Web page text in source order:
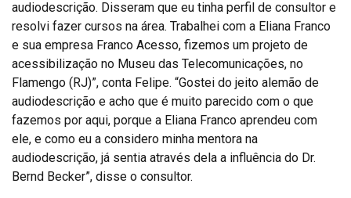
audiodescrição. Disseram que eu tinha perfil de consultor e
resolvi fazer cursos na área. Trabalhei com a Eliana Franco
e sua empresa Franco Acesso, fizemos um projeto de
acessibilização no Museu das Telecomunicações, no
Flamengo (RJ)”, conta Felipe. “Gostei do jeito alemão de
audiodescrição e acho que é muito parecido com o que
fazemos por aqui, porque a Eliana Franco aprendeu com
ele, e como eu a considero minha mentora na
audiodescrição, já sentia através dela a influência do Dr.
Bernd Becker”, disse o consultor.